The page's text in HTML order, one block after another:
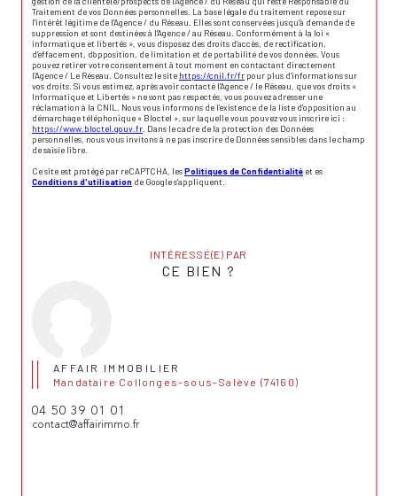
Traitement de vos Données personnelles. La base légale du traitement repose sur
l'intérêt légitime de l'Agence / du Réseau. Elles sont conservées jusqu'à demande de
suppression et sont destinées à l'Agence / au Réseau. Conformément à la loi «
informatique et libertés », vous disposez des droits d’accès, de rectification,
d’effacement, d’opposition, de limitation et de portabilité de vos données. Vous
pouvez retirer votre consentement à tout moment en contactant directement
l’Agence / Le Réseau. Consultez le site https://cnil.fr/fr pour plus d’informations sur
vos droits. Si vous estimez, après avoir contacté l'Agence / le Réseau, que vos droits «
Informatique et Libertés » ne sont pas respectés, vous pouvez adresser une
réclamation à la CNIL. Nous vous informons de l’existence de la liste d'opposition au
démarchage téléphonique « Bloctel », sur laquelle vous pouvez vous inscrire ici :
https://www.bloctel.gouv.fr . Dans le cadre de la protection des Données
personnelles, nous vous invitons à ne pas inscrire de Données sensibles dans le champ
de saisie libre.
Ce site est protégé par reCAPTCHA, lesPolitiques de Confidentialité et es
Conditions d'utilisation de Google s'appliquent.
INTÉRESSÉ(E) PAR
CE BIEN ?
AFFAIR IMMOBILIER
Mandataire Collonges-sous-Salève (74160)
04 50 39 01 01
contact@affairimmo.fr